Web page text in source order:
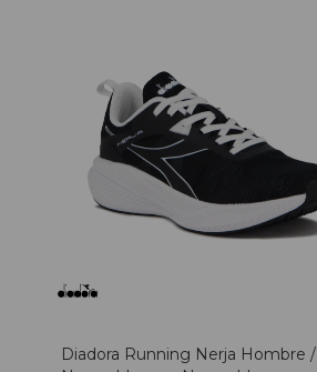
Diadora Running Nerja Hombre /